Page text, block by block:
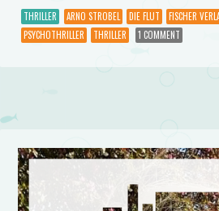
THRILLER ARNO STROBEL DIE FLUT FISCHER
PSYCHOTHRILLER
THRILLER 1 COMMENT
Post navigation